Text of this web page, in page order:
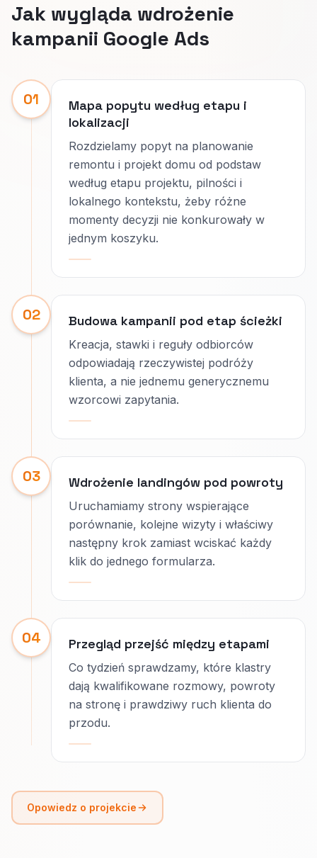
Jak wygląda wdrożenie
kampanii Google Ads
01
Mapa popytu według etapu i
lokalizacji
Rozdzielamy popyt na planowanie
remontu i projekt domu od podstaw
według etapu projektu, pilności i
lokalnego kontekstu, żeby różne
momenty decyzji nie konkurowały w
jednym koszyku.
02 Budowa kampanii pod etap ścieżki
Kreacja, stawki i reguły odbiorców
odpowiadają rzeczywistej podróży
klienta, a nie jednemu generycznemu
wzorcowi zapytania.
03 Wdrożenie landingów pod powroty
Uruchamiamy strony wspierające
porównanie, kolejne wizyty i właściwy
następny krok zamiast wciskać każdy
klik do jednego formularza.
04 Przegląd przejść między etapami
Co tydzień sprawdzamy, które klastry
dają kwalifikowane rozmowy, powroty
na stronę i prawdziwy ruch klienta do
przodu.
Opowiedz o projekcie